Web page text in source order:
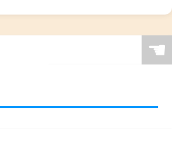
☚